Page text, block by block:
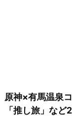
原神×有馬温泉
「推し旅」な